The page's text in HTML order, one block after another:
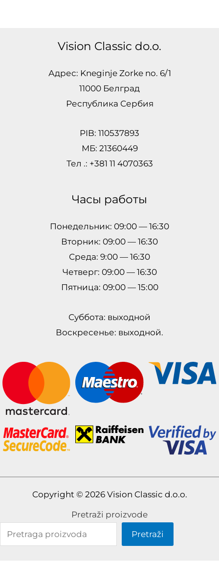
Vision Classic do.o.
Адрес: Kneginje Zorke no. 6/1
11000 Белград
Республика Сербия
PIB: 110537893
МБ: 21360449
Тел .: +381 11 4070363
Часы работы
Понедельник: 09:00 — 16:30
Вторник: 09:00 — 16:30
Среда: 9:00 — 16:30
Четверг: 09:00 — 16:30
Пятница: 09:00 — 15:00
Суббота: выходной
Воскресенье: выходной.
Copyright © 2026 Vision Classic d.o.o.
Pretraži proizvode
Pretraži